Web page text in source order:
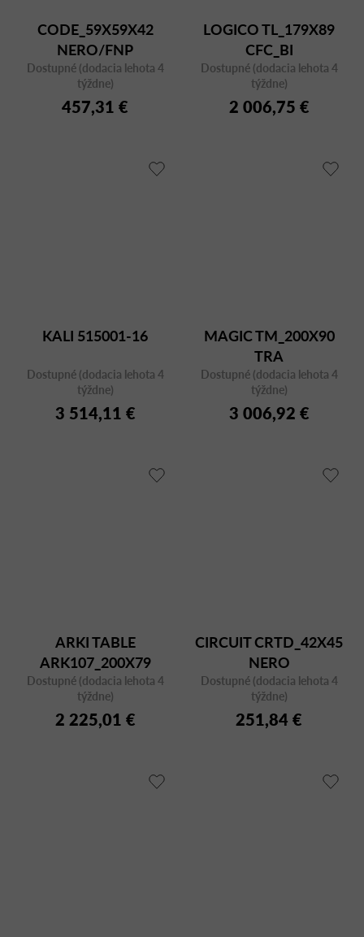
CODE_59X59X42
NERO/FNP
Dostupné (dodacia lehota 4
týždne)
457,31 €
LOGICO TL_179X89
CFC_BI
Dostupné (dodacia lehota 4
týždne)
2 006,75 €
KALI 515001-16
Dostupné (dodacia lehota 4
týždne)
3 514,11 €
MAGIC TM_200X90
TRA
Dostupné (dodacia lehota 4
týždne)
3 006,92 €
ARKI TABLE
ARK107_200X79
BIANCO/CFC BI
Dostupné (dodacia lehota 4
týždne)
2 225,01 €
CIRCUIT CRTD_42X45
NERO
Dostupné (dodacia lehota 4
týždne)
251,84 €